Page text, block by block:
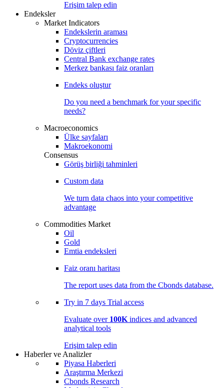
Erişim talep edin
Endeksler
Market Indicators
Endekslerin araması
Cryptocurrencies
Döviz çiftleri
Central Bank exchange rates
Merkez bankası faiz oranları
Endeks oluştur
Do you need a benchmark for your specific
needs?
Macroeconomics
Ülke sayfaları
Makroekonomi
Consensus
Görüş birliği tahminleri
Custom data
We turn data chaos into your competitive
advantage
Commodities Market
Oil
Gold
Emtia endeksleri
Faiz oranı haritası
The report uses data from the Cbonds database.
Try in 7 days Trial access
Evaluate over 100K indices and advanced
analytical tools
Erişim talep edin
Haberler ve Analizler
Piyasa Haberleri
Araştırma Merkezi
Cbonds Research